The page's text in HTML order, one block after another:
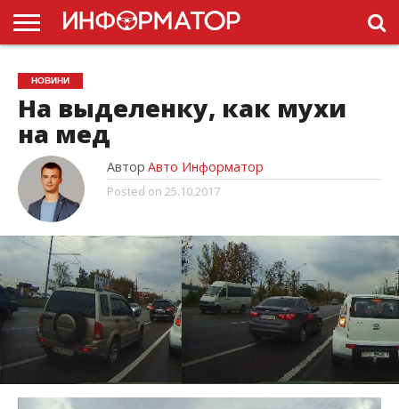
ГОЛОВНА
НОВИНИ
ПДР
УКРАЇНИ
РЕКЛАМА
ПРОЕКТЫ
НОВИНИ
На выделенку, как мухи
на мед
Автор Авто Информатор
Posted on 25.10.2017